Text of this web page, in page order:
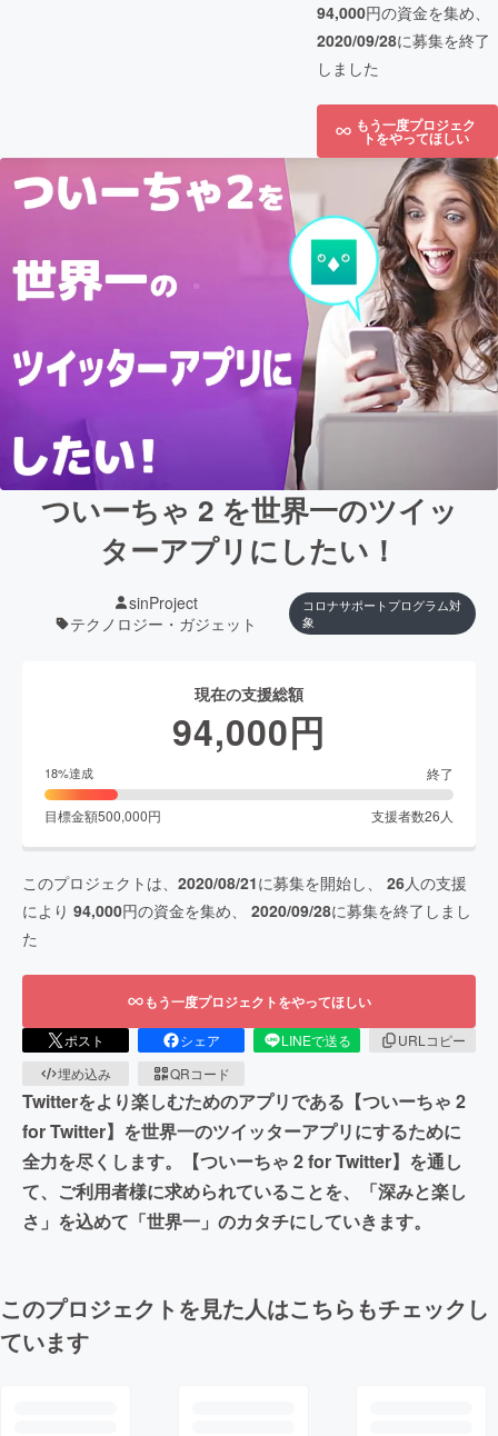
94,000円の資金を集め、
2020/09/28に募集を終了
しました
もう一度プロジェク
トをやってほしい
ついーちゃ 2 を世界一のツイッ
ターアプリにしたい！
sinProject
テクノロジー・ガジェット
コロナサポートプログラム対
象
現在の支援総額
94,000円
18%達成 終了
目標金額500,000円 支援者数26 人
このプロジェクトは、 2020/08/21に募集を開始し、 26人の支援
により 94,000円の資金を集め、 2020/09/28に募集を終了しまし
た
もう一度プロジェクトをやってほしい
ポスト シェア LINEで送る
URLコピー
埋め込み
QRコード
Twitterをより楽しむためのアプリである【ついーちゃ 2
for Twitter】を世界一のツイッターアプリにするために
全力を尽くします。【ついーちゃ 2 for Twitter】を通し
て、ご利用者様に求められていることを、「深みと楽し
さ」を込めて「世界一」のカタチにしていきます。
このプロジェクトを見た人はこちらもチェックし
ています